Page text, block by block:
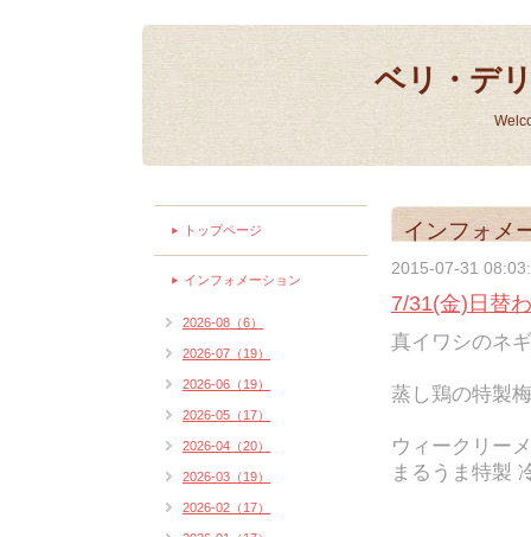
ベリ・デ
インフォメ
2015-07-31
7/31(金)日替
真イワシのネ
蒸し鶏の特製
ウィークリー
まるうま特製
トップページ
インフォメーション
2026-08（6）
2026-07（19）
2026-06（19）
2026-05（17）
2026-04（20）
2026-03（19）
2026-02（17）